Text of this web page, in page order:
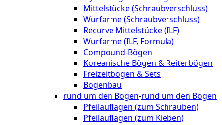
Mittelstücke (Schraubverschluss)
Wurfarme (Schraubverschluss)
Recurve Mittelstücke (ILF)
Wurfarme (ILF, Formula)
Compound-Bögen
Koreanische Bögen & Reiterbögen
Freizeitbögen & Sets
Bogenbau
rund um den Bogen-rund um den Bogen
Pfeilauflagen (zum Schrauben)
Pfeilauflagen (zum Kleben)